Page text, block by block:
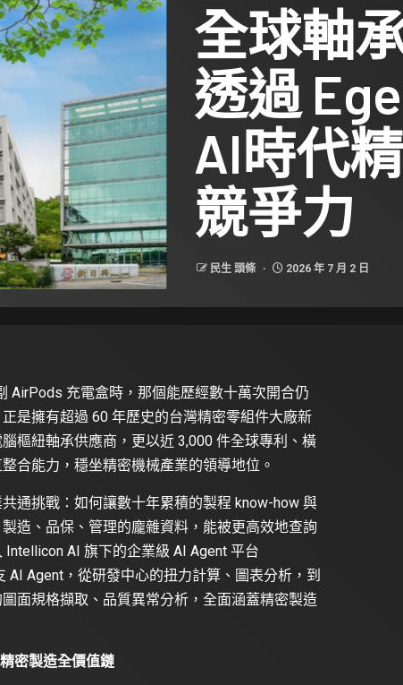
全球軸
透過
AI時代
競爭力
民生 頭條 2026 年 7 月 2 日
AirPods 充電盒時，那個能歷經數十萬次開合仍
是擁有超過 60 年歷史的台灣精密零組件大廠新
樞紐軸承供應商，更以近 3,000 件全球專利、橫
合能力，穩坐精密機械產業的領導地位。
通挑戰：如何讓數十年累積的製程 know-how 與
造、品保、管理的龐雜資料，能被更高效地查詢
AI 旗下的企業級 AI Agent 平台
Agent，從研發中心的扭力計算、圖表分析，到
面規格擷取、品質異常分析，全面涵蓋精密製造
密製造全價值鏈